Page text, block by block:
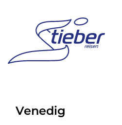
Highlights
Venedig